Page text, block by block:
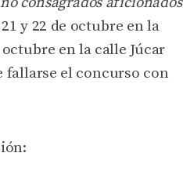
y 22 de octubre en la
en la calle Júcar
fallarse el concurso con